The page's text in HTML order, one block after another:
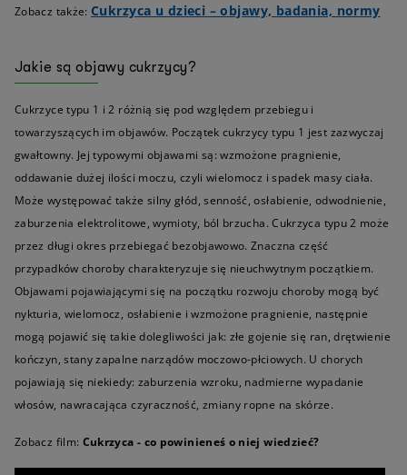
Zobacz także: Cukrzyca u dzieci – objawy, badania, normy
Jakie są objawy cukrzycy?
Cukrzyce typu 1 i 2 różnią się pod względem przebiegu i
towarzyszących im objawów. Początek cukrzycy typu 1 jest zazwyczaj
gwałtowny. Jej typowymi objawami są: wzmożone pragnienie,
oddawanie dużej ilości moczu, czyli wielomocz i spadek masy ciała.
Może występować także silny głód, senność, osłabienie, odwodnienie,
zaburzenia elektrolitowe, wymioty, ból brzucha. Cukrzyca typu 2 może
przez długi okres przebiegać bezobjawowo. Znaczna część
przypadków choroby charakteryzuje się nieuchwytnym początkiem.
Objawami pojawiającymi się na początku rozwoju choroby mogą być
nykturia, wielomocz, osłabienie i wzmożone pragnienie, następnie
mogą pojawić się takie dolegliwości jak: złe gojenie się ran, drętwienie
kończyn, stany zapalne narządów moczowo-płciowych. U chorych
pojawiają się niekiedy: zaburzenia wzroku, nadmierne wypadanie
włosów, nawracająca czyraczność, zmiany ropne na skórze.
Zobacz film: Cukrzyca - co powinieneś o niej wiedzieć?